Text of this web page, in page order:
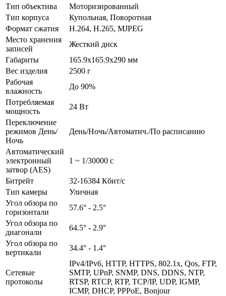
Тип объектива
Моторизированный
Тип корпуса
Купольная, Поворотная
Формат сжатия
H.264, H.265, MJPEG
Место хранения
записей
Жесткий диск
Габариты
165.9x165.9х290 мм
Вес изделия
2500 г
Рабочая
влажность
До 90%
Потребляемая
мощность
24 Вт
Переключение
режимов День/
Ночь
День/Ночь/Автоматич./По расписанию
Автоматический
электронный
затвор (AES)
1 ~ 1/30000 с
Битрейт
32-16384 Кбит/с
Тип камеры
Уличная
Угол обзора по
горизонтали
57.6° - 2.5°
Угол обзора по
диагонали
64.5° - 2.9°
Угол обзора по
вертикали
34.4° - 1.4°
Сетевые
протоколы
IPv4/IPv6, HTTP, HTTPS, 802.1x, Qos, FTP,
SMTP, UPnP, SNMP, DNS, DDNS, NTP,
RTSP, RTCP, RTP, TCP/IP, UDP, IGMP,
ICMP, DHCP, PPPoE, Bonjour